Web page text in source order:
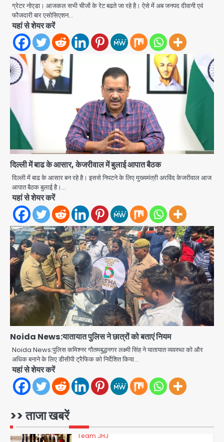
ग्रेटर नोएडा। आजकल सभी चीजों के रेट बढते जा रहे है। ऐसे में अब जनपद दीवानी एवं
फौजदारी बार एसोसिएशन…
यहां से शेयर करें
दिल्ली में बाढ के आसार, केजरीवाल में बुलाई आपात बैठक
दिल्ली में बाढ के आसार बन रहे है। इससे निपटने के लिए मुख्यमंत्री अरविंद केजरीवाल आज
आपात बैठक बुलाई है।…
यहां से शेयर करें
Noida News:यातायात पुलिस ने छात्रों को बताएं नियम
Noida News:पुलिस कमिश्नर गौतमबुद्धनगर लक्ष्मी सिंह ने यातायात व्यवस्था को और
अधिक बनाने के लिए डीसीपी ट्रैफिक को निर्देशित किया…
यहां से शेयर करें
>> ताजा खबरें
2
अब पहला स्थान हासिल करना लक्ष्य: डीएम
28 साल बाद कानून के शिकंजे में आया हत्या का
फरार आरोपी
Team JHJ
4
डबल मर्डर का मुख्य साजिशकर्ता क्राइम ब्रांच
के हत्थे
Team JHJ
Team JHJ